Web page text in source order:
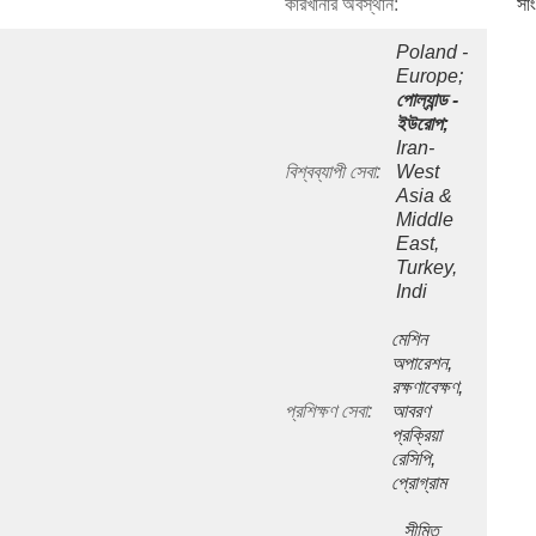
কারখানার অবস্থান:
বিশ্বব্যাপী সেবা:
Poland -
Europe;
পোল্যান্ড -
ইউরোপ;
Iran-
West
Asia &
Middle
East,
Turkey,
Indi
প্রশিক্ষণ সেবা:
মেশিন
অপারেশন,
রক্ষণাবেক্ষণ,
আবরণ
প্রক্রিয়া
রেসিপি,
প্রোগ্রাম
সীমিত